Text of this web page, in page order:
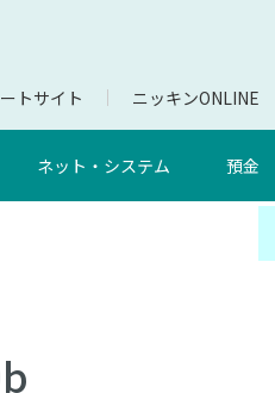
トサイト ニッキンONLINE
ネット・システム 預金